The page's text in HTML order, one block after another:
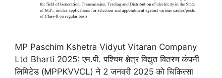
MP Paschim Kshetra Vidyut Vitaran Company
Ltd Bharti 2025: एम.पी. पश्चिम क्षेत्र विद्युत वितरण कंपनी
लिमिटेड (MPPKVVCL) ने 2 जनवरी 2025 को चिकित्सा